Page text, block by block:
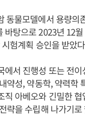
동물모델에서 용량의
바탕으로 2023년 12
험계획 승인을 받았
에서 진행성 또는 전
약성, 약동학, 약력학
직 아베오와 긴밀한
략을 수립해 나가기로